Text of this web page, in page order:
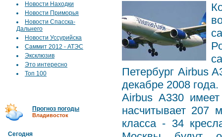
Новости Находки
Новости Приморья
Новости Спасска-
Дальнего
Новости Уссурийска
Саммит 2012 - АТЭС
Эксклюзив
Это интересно
Топ 100
Прогноз погоды
Владивосток
Сегодня
Петербург Airbus
декабре 2008 года.
Airbus A330
насчитывает 207
класса - 34